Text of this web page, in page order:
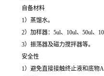
自备材料
1）蒸馏水。
2）加样器：5ul、10ul、50ul、
3）振荡器及磁力搅拌器等。
安全性
1）避免直接接触终止液和底物